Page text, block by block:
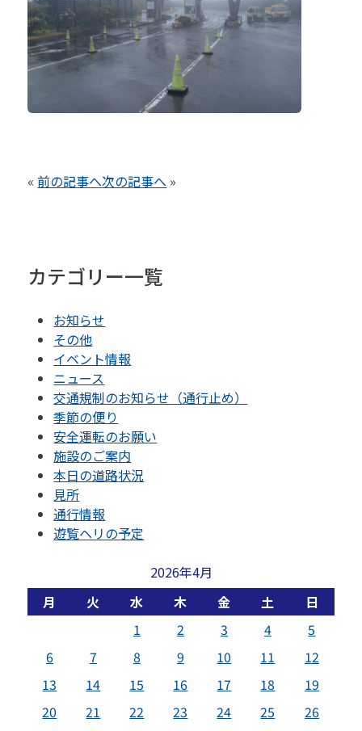
«前の記事へ次の記事へ »
カテゴリー一覧
お知らせ
その他
イベント情報
ニュース
交通規制のお知らせ（通行止め）
季節の便り
安全運転のお願い
施設のご案内
本日の道路状況
見所
通行情報
遊覧ヘリの予定
2026年4月
月
火 水 木 金 土
日
1
2 3 4
5
6
7 8 9 10 11
12
13
14 15 16 17 18
19
20
21 22 23 24 25
26